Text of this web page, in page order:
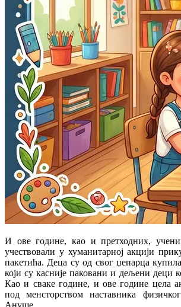
И ове године, као и претходних,
учествовали у хуманитарној акцији
пакетића. Деца су од свог џепарца
који су касније паковани и дељени деци
Као и сваке године, и ове године цела
под менсторством наставника
Ануше